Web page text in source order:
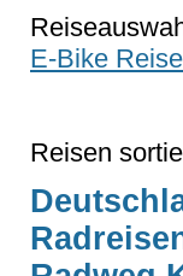
E-Bike
Reisen